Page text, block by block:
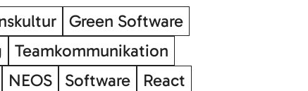
Green Software
Teamkommunikation
NEOS Software
React